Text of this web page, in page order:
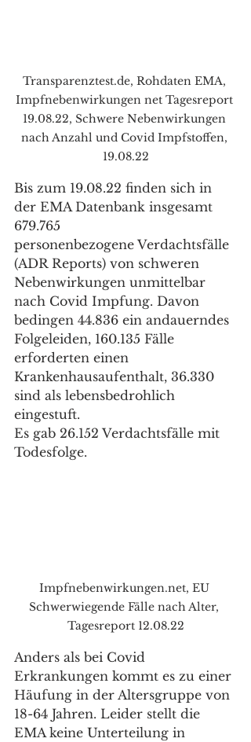
Transparenztest.de, Rohdaten EMA,
Impfnebenwirkungen net Tagesreport
19.08.22, Schwere Nebenwirkungen
nach Anzahl und Covid Impfstoffen,
19.08.22
Bis zum 19.08.22 finden sich in
der EMA Datenbank insgesamt
679.765
personenbezogene Verdachtsfälle
(ADR Reports) von schweren
Nebenwirkungen unmittelbar
nach Covid Impfung. Davon
bedingen 44.836 ein andauerndes
Folgeleiden, 160.135 Fälle
erforderten einen
Krankenhausaufenthalt, 36.330
sind als lebensbedrohlich
eingestuft.
Es gab 26.152 Verdachtsfälle mit
Todesfolge.
Impfnebenwirkungen.net, EU
Schwerwiegende Fälle nach Alter,
Tagesreport 12.08.22
Anders als bei Covid
Erkrankungen kommt es zu einer
Häufung in der Altersgruppe von
18-64 Jahren. Leider stellt die
EMA keine Unterteilung in